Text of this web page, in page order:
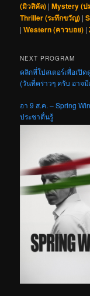
(มิวสิคัล) |Mystery (ป
Thriller (ระทึกขวัญ) |
|Western (คาวบอย) |
NEXT PROGRAM
คลิกที่โปสเตอร์เพื่อเปิ
(วันที่คร่าวๆ ครับ อาจ
อา 9 ส.ค. – Spring
ประชาตื่นรู้